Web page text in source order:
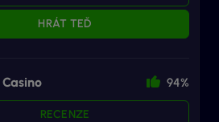
HRÁT TEĎ
94%
RECENZE